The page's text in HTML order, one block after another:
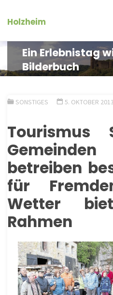
InhaltHolzheim
Ein Erlebnistag
Bilderbuch
SONSTIGES 5. OKTOBER 2013
Tourismus
betreiben
für
Wetter
Rahmen